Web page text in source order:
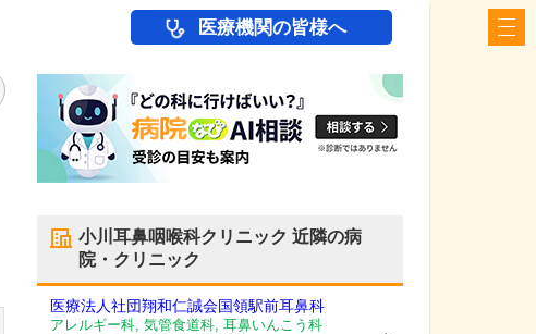
医療機関の皆様へ
小川耳鼻咽喉科クリニック 近隣の病
院・クリニック
医療法人社団翔和仁誠会国領駅前耳鼻科
アレルギー科, 気管食道科, 耳鼻いんこう科